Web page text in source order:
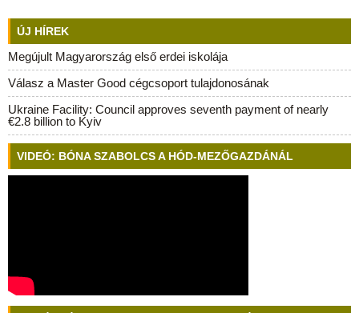
ÚJ HÍREK
Megújult Magyarország első erdei iskolája
Válasz a Master Good cégcsoport tulajdonosának
Ukraine Facility: Council approves seventh payment of nearly
€2.8 billion to Kyiv
VIDEÓ: BÓNA SZABOLCS A HÓD-MEZŐGAZDÁNÁL